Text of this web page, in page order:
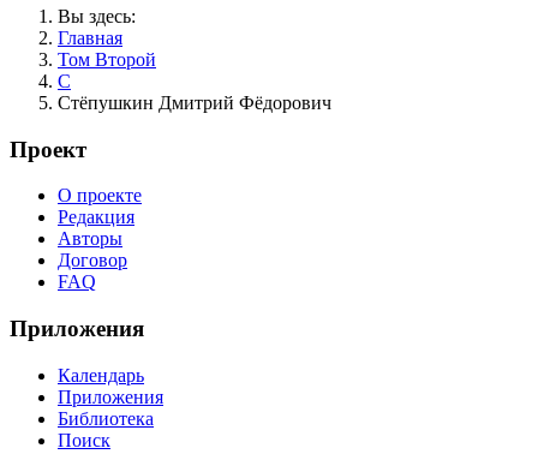
Вы здесь:
Главная
Том Второй
С
Стёпушкин Дмитрий Фёдорович
Проект
О проекте
Редакция
Авторы
Договор
FAQ
Приложения
Календарь
Приложения
Библиотека
Поиск